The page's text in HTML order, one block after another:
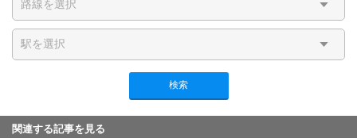
検索
関連する記事を見る